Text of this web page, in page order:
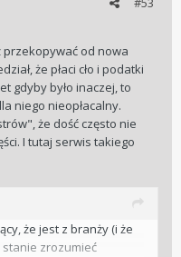
przekopywać od nowa
że płaci cło i podatki
gdyby było inaczej, to
niego nieopłacalny.
że dość często nie
I tutaj serwis takiego
że jest z branży (i że
stanie zrozumieć